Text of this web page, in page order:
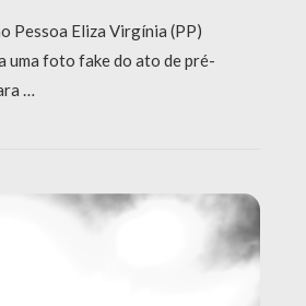
Pessoa Eliza Virgínia (PP)
uma foto fake do ato de pré-
…